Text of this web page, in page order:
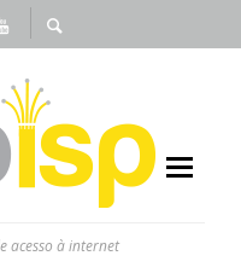
acesso à internet